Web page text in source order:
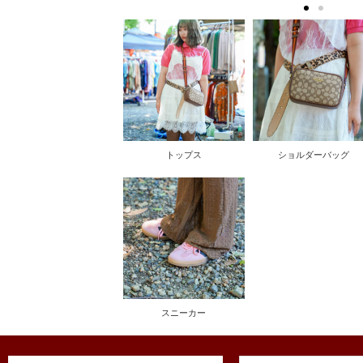
トップス ショルダーバッグ
スニーカー